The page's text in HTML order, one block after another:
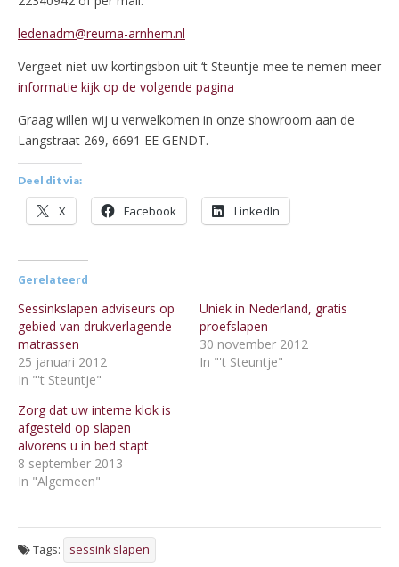
ledenadm@reuma-arnhem.nl
Vergeet niet uw kortingsbon uit ‘t Steuntje mee te nemen meer
informatie kijk op de volgende pagina
Graag willen wij u verwelkomen in onze showroom aan de
Langstraat 269, 6691 EE GENDT.
Deel dit via:
X Facebook LinkedIn
Gerelateerd
Sessinkslapen adviseurs op
gebied van drukverlagende
matrassen
25 januari 2012
In "'t Steuntje"
Uniek in Nederland, gratis
proefslapen
30 november 2012
In "'t Steuntje"
Zorg dat uw interne klok is
afgesteld op slapen
alvorens u in bed stapt
8 september 2013
In "Algemeen"
Tags: sessink slapen